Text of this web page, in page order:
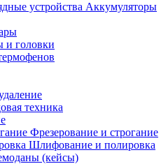
Аккумуляторы
и головки
техника
Фрезерование и строгание
Шлифование и полировка
(кейсы)